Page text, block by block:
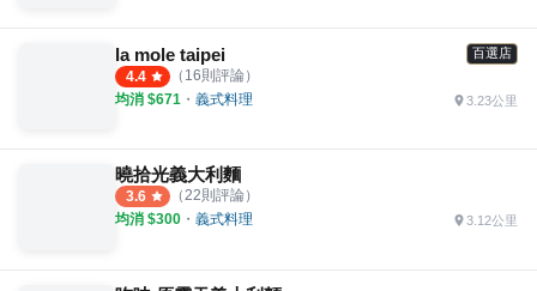
la mole taipei 百選店
4.4 （ 16則評論）
均消 $671 ・ 義式料理 3.23公里
曉拾光義大利麵
3.6 （22則評論）
均消 $300 ・ 義式料理 3.12公里